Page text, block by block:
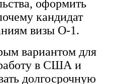
оформить
кандидат
визы O-1.
вариантом для
работу в США и
долгосрочную